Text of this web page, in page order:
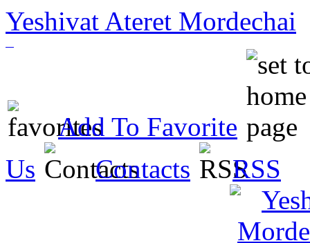
Yeshivat Ateret Mordechai
Add To Favorite
Us
Contacts RSS